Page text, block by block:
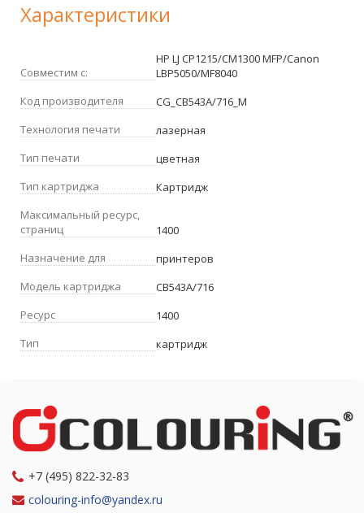
Характеристики
Совместим с:
HP LJ CP1215/CM1300 MFP/Canon
LBP5050/MF8040
Код производителя
CG_CB543A/716_M
Технология печати
лазерная
Тип печати
цветная
Тип картриджа
Картридж
Максимальный ресурс,
страниц
1400
Назначение для
принтеров
Модель картриджа
CB543A/716
Ресурс
1400
Тип
картридж
+7 (495) 822-32-83
colouring-info@yandex.ru